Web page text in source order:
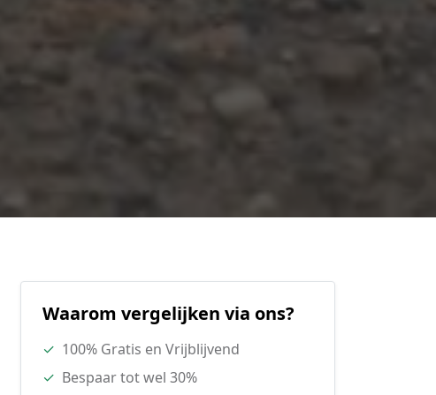
Waarom vergelijken via ons?
✓ 100% Gratis en Vrijblijvend
✓ Bespaar tot wel 30%